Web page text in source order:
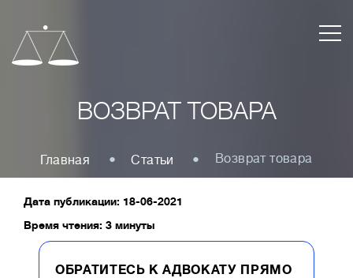
ВОЗВРАТ ТОВАРА
Главная Статьи Возврат товара
Дата публикации: 18-06-2021
Время чтения: 3 минуты
ОБРАТИТЕСЬ К АДВОКАТУ ПРЯМО